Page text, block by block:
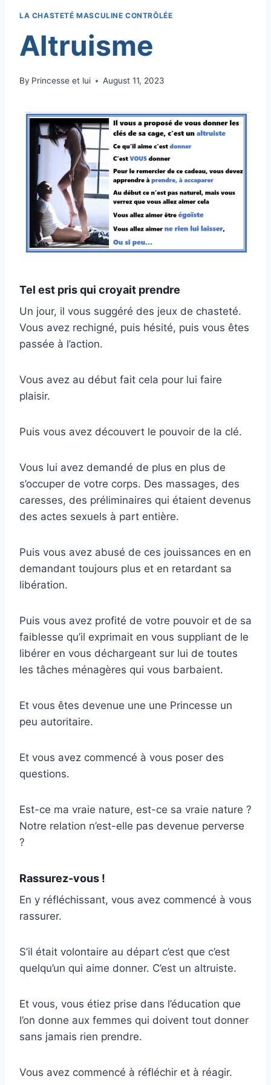
LA CHASTETÉ MASCULINE CONTRÔLÉE
Altruisme
By Princesse et lui August 11, 2023
Tel est pris qui croyait prendre
Un jour, il vous suggéré des jeux de chasteté.
Vous avez rechigné, puis hésité, puis vous êtes
passée à l’action.
Vous avez au début fait cela pour lui faire
plaisir.
Puis vous avez découvert le pouvoir de la clé.
Vous lui avez demandé de plus en plus de
s’occuper de votre corps. Des massages, des
caresses, des préliminaires qui étaient devenus
des actes sexuels à part entière.
Puis vous avez abusé de ces jouissances en en
demandant toujours plus et en retardant sa
libération.
Puis vous avez profité de votre pouvoir et de sa
faiblesse qu’il exprimait en vous suppliant de le
libérer en vous déchargeant sur lui de toutes
les tâches ménagères qui vous barbaient.
Et vous êtes devenue une une Princesse un
peu autoritaire.
Et vous avez commencé à vous poser des
questions.
Est-ce ma vraie nature, est-ce sa vraie nature ?
Notre relation n’est-elle pas devenue perverse
?
Rassurez-vous !
En y réfléchissant, vous avez commencé à vous
rassurer.
S’il était volontaire au départ c’est que c’est
quelqu’un qui aime donner. C’est un altruiste.
Et vous, vous étiez prise dans l’éducation que
l’on donne aux femmes qui doivent tout donner
sans jamais rien prendre.
Vous avez commencé à réfléchir et à réagir.